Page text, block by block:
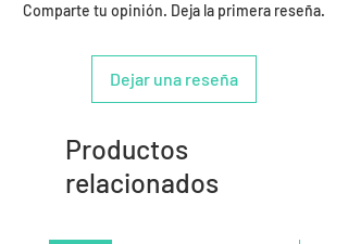
Comparte tu opinión. Deja la primera reseña.
Dejar una reseña
Productos
relacionados